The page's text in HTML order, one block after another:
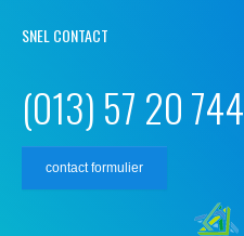
SNEL CONTACT
(013) 57 20 744
contact formulier